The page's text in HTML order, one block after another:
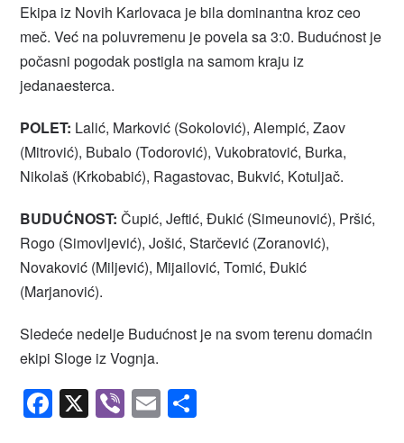
Ekipa iz Novih Karlovaca je bila dominantna kroz ceo
meč. Već na poluvremenu je povela sa 3:0. Budućnost je
počasni pogodak postigla na samom kraju iz
jedanaesterca.
POLET: Lalić, Marković (Sokolović), Alempić, Zaov
(Mitrović), Bubalo (Todorović), Vukobratović, Burka,
Nikolaš (Krkobabić), Ragastovac, Bukvić, Kotuljač.
BUDUĆNOST:Čupić, Jeftić, Đukić (Simeunović), Pršić,
Rogo (Simovljević), Jošić, Starčević (Zoranović),
Novaković (Miljević), Mijailović, Tomić, Đukić
(Marjanović).
Sledeće nedelje Budućnost je na svom terenu domaćin
ekipi Sloge iz Vognja.
Facebook
X Viber
Email